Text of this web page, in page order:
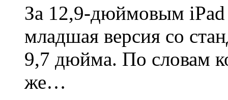
За 12,9-дюймовым iPad
младшая версия со
9,7 дюйма. По словам
же…